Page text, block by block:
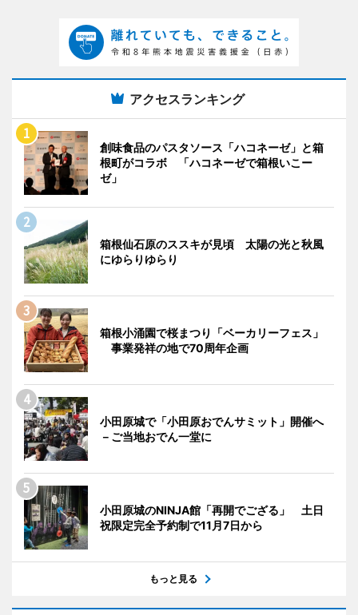
アクセスランキング
創味食品のパスタソース「ハコネーゼ」と箱
根町がコラボ 「ハコネーゼで箱根いこー
ゼ」
箱根仙石原のススキが見頃 太陽の光と秋風
にゆらりゆらり
箱根小涌園で桜まつり「ベーカリーフェス」
事業発祥の地で70周年企画
小田原城で「小田原おでんサミット」開催へ
－ご当地おでん一堂に
小田原城のNINJA館「再開でござる」 土日
祝限定完全予約制で11月7日から
もっと見る